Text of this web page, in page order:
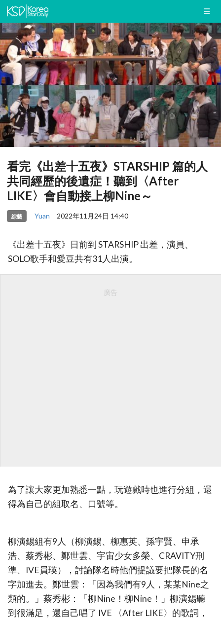
看完《出差十五夜》STARSHIP 篇的人
共同經歷的後遺症！聽到〈After
LIKE〉會自動接上柳Nine～
綜藝 Yuan 2022年11月24日 14:40
《出差十五夜》日前到 STARSHIP 出差，演員、
SOLO歌手和愛豆共有31人出演。
廣告
為了讓大家更加熟悉一點，玩遊戲時也進行分組，還
得為自己的組取名、口號等。
柳演錫組有9人（柳演錫、柳惠英、孫宇賢、申承
浩、蔡秀彬、鄭世雲、宇宙少女多榮、CRAVITY刑
準、IVE員瑛），討論隊名時他們提議要把隊長的名
字加進去。鄭世雲：「因為我們有9人，某某Nine之
類的。」蔡秀彬：「柳Nine！柳Nine！」柳演錫聽
到很滿足，還自己唱了 IVE 〈After LIKE〉的歌詞，